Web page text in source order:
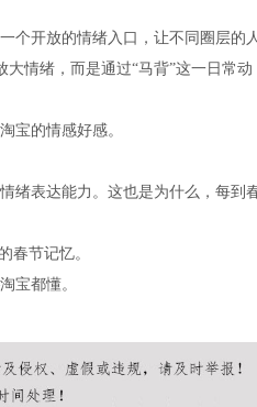
个开放的情绪入口，让不同圈层的
情绪，而是通过“马背”这一日常动
宝的情感好感。
绪表达能力。这也是为什么，每到
春节记忆。
宝都懂。